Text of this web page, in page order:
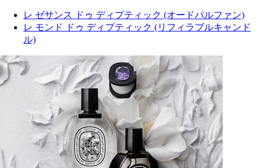
レ ゼサンス ドゥ ディプティック (オードパルファン)
レ モンド ドゥ ディプティック (リフィラブルキャンド
ル)